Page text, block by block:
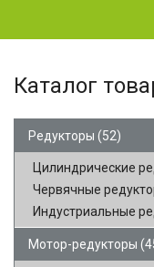
Каталог
Редукторы (52)
Цилиндрические
Червячные
Индустриальные
Мотор-редукторы